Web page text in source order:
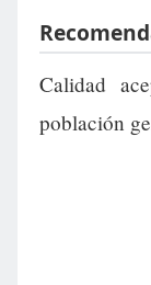
Calidad
población